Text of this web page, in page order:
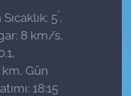
5°,
8 km/s,
Gün
18:15